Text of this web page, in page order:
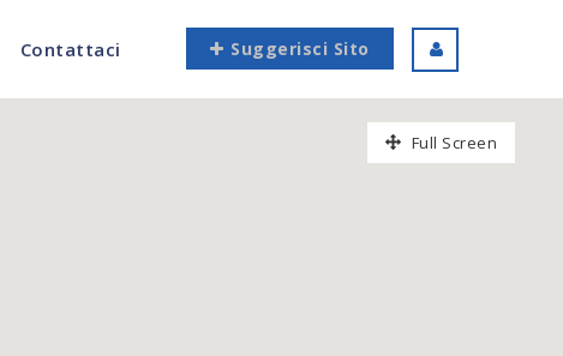
Contattaci Suggerisci Sito
Full Screen